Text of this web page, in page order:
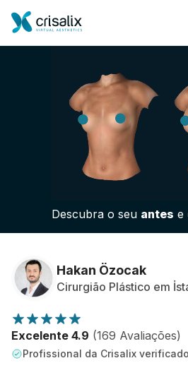
Página inicial para cirurgiões
Plataforma 3D de business
Planos
Avaliações dos pacientes
Descubra o seu antes e
Hakan Özocak
Cirurgião Plástico em
Excelente 4.9 (169 Avaliações)
Profissional da Crisalix verificado